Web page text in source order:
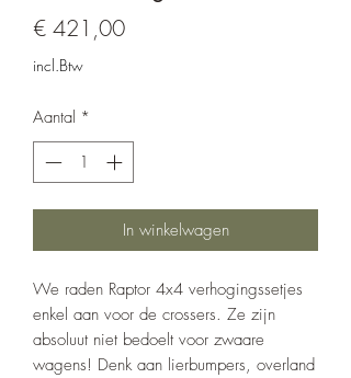
€ 421,00Prijs
incl.Btw
Aantal *
In winkelwagen
We raden Raptor 4x4 verhogingssetjes
enkel aan voor de crossers. Ze zijn
absoluut niet bedoelt voor zwaare
wagens! Denk aan lierbumpers, overland